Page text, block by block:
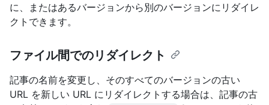
に、またはあるバージョンから別のバージョンにリダイレ
クトできます。
ファイル間でのリダイレクト
記事の名前を変更し、そのすべてのバージョンの古い
URL を新しい URL にリダイレクトする場合は、記事の古